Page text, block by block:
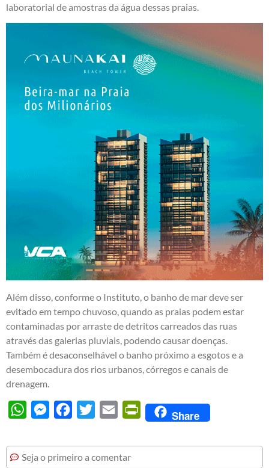
laboratorial de amostras da água dessas praias.
Além disso, conforme o Instituto, o banho de mar deve ser
evitado em tempo chuvoso, quando as praias podem estar
contaminadas por arraste de detritos carreados das ruas
através das galerias pluviais, podendo causar doenças.
Também é desaconselhável o banho próximo a esgotos e a
desembocadura dos rios urbanos, córregos e canais de
drenagem.
WhatsAppMessengerFacebook
Twitter Email PrintFriendly
Share
Seja o primeiro a comentar